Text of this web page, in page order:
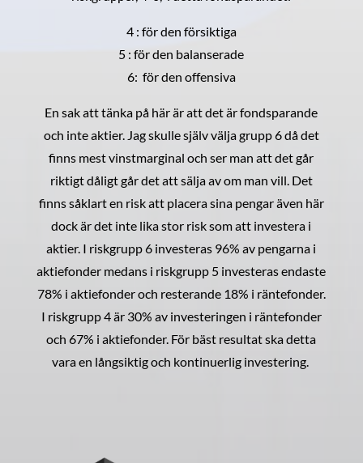
4 : för den försiktiga
5 : för den balanserade
6: för den offensiva
En sak att tänka på här är att det är fondsparande
och inte aktier. Jag skulle själv välja grupp 6 då det
finns mest vinstmarginal och ser man att det går
riktigt dåligt går det att sälja av om man vill. Det
finns såklart en risk att placera sina pengar även här
dock är det inte lika stor risk som att investera i
aktier. I riskgrupp 6 investeras 96% av pengarna i
aktiefonder medans i riskgrupp 5 investeras endaste
78% i aktiefonder och resterande 18% i räntefonder.
I riskgrupp 4 är 30% av investeringen i räntefonder
och 67% i aktiefonder. För bäst resultat ska detta
vara en långsiktig och kontinuerlig investering.